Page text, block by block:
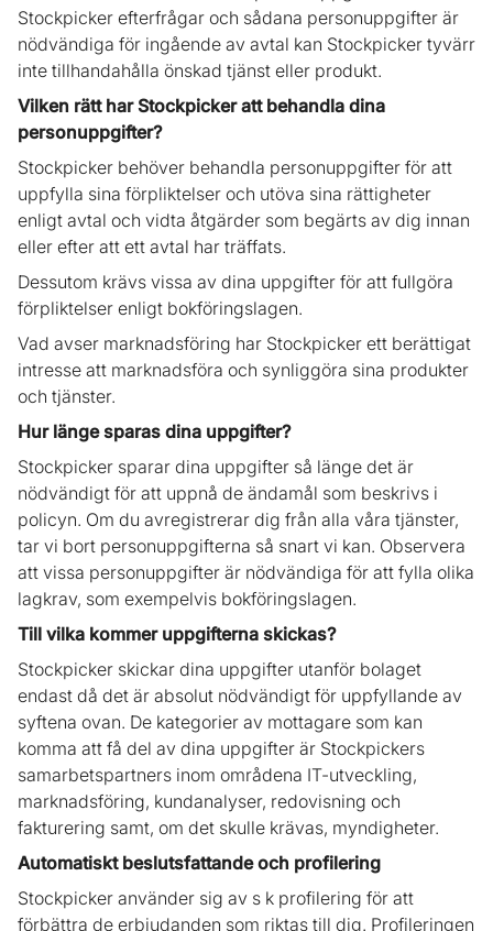
Stockpicker efterfrågar och sådana personuppgifter är
nödvändiga för ingående av avtal kan Stockpicker tyvärr
inte tillhandahålla önskad tjänst eller produkt.
Vilken rätt har Stockpicker att behandla dina
personuppgifter?
Stockpicker behöver behandla personuppgifter för att
uppfylla sina förpliktelser och utöva sina rättigheter
enligt avtal och vidta åtgärder som begärts av dig innan
eller efter att ett avtal har träffats.
Dessutom krävs vissa av dina uppgifter för att fullgöra
förpliktelser enligt bokföringslagen.
Vad avser marknadsföring har Stockpicker ett berättigat
intresse att marknadsföra och synliggöra sina produkter
och tjänster.
Hur länge sparas dina uppgifter?
Stockpicker sparar dina uppgifter så länge det är
nödvändigt för att uppnå de ändamål som beskrivs i
policyn. Om du avregistrerar dig från alla våra tjänster,
tar vi bort personuppgifterna så snart vi kan. Observera
att vissa personuppgifter är nödvändiga för att fylla olika
lagkrav, som exempelvis bokföringslagen.
Till vilka kommer uppgifterna skickas?
Stockpicker skickar dina uppgifter utanför bolaget
endast då det är absolut nödvändigt för uppfyllande av
syftena ovan. De kategorier av mottagare som kan
komma att få del av dina uppgifter är Stockpickers
samarbetspartners inom områdena IT-utveckling,
marknadsföring, kundanalyser, redovisning och
fakturering samt, om det skulle krävas, myndigheter.
Automatiskt beslutsfattande och profilering
Stockpicker använder sig av s k profilering för att
förbättra de erbjudanden som riktas till dig. Profileringen